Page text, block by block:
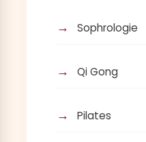
Sophrologie
Qi Gong
Pilates